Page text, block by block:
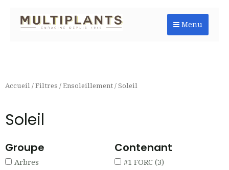
Menu
Accueil/Filtres /Ensoleillement/ Soleil
Soleil
Groupe
Arbres
Contenant
#1 FORC (3)